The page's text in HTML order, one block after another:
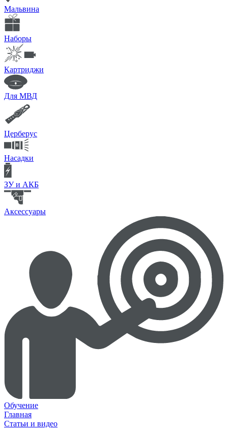
Мальвина
Наборы
Картриджи
Для МВД
Церберус
Насадки
ЗУ и АКБ
Аксессуары
Обучение
Главная
Статьи и видео